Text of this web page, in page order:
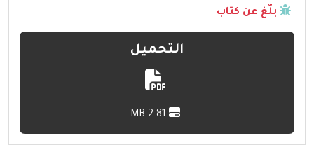
بلّغ عن كتاب
التحميل